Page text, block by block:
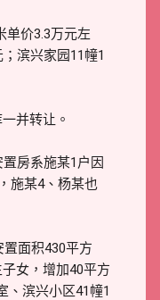
单价3.3万元左
滨兴家园11幢1
并转让。
房系施某1户因
施某4、杨某也
面积430平方
女，增加40平方
、滨兴小区41幢1